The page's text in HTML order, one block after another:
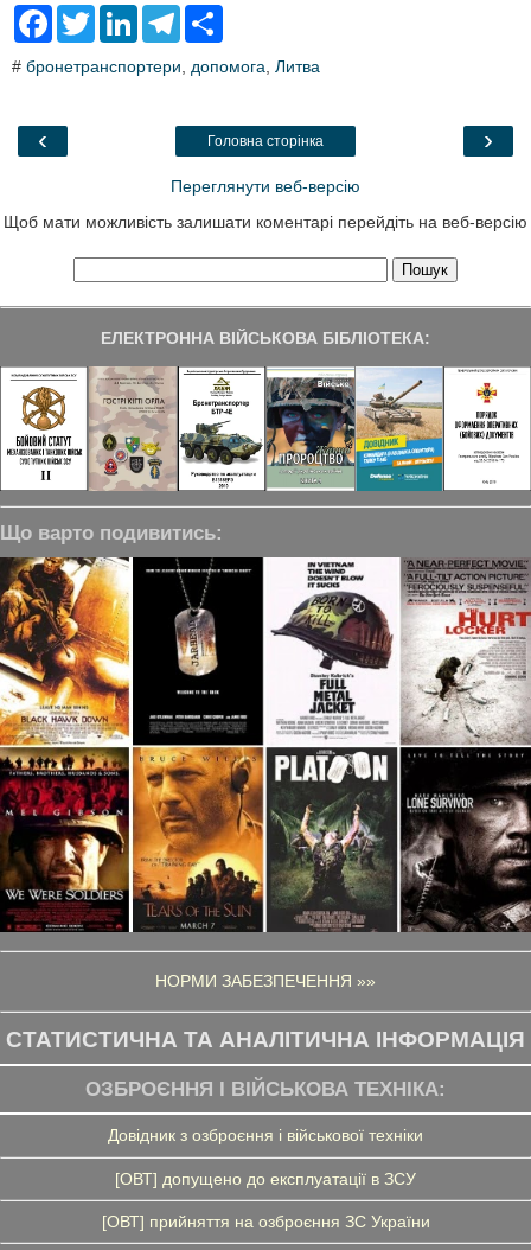
F
e
o
T
t
L
k
T
e
a
r
# бронетранспортери, допомога, Литва
‹ ›
Головна сторінка
Переглянути веб-версію
Щоб мати можливість залишати коментарі перейдіть на веб-версію
ЕЛЕКТРОННА ВІЙСЬКОВА БІБЛІОТЕКА:
Що варто подивитись:
НОРМИ ЗАБЕЗПЕЧЕННЯ »»
СТАТИСТИЧНА ТА АНАЛІТИЧНА ІНФОРМАЦІЯ
ОЗБРОЄННЯ І ВІЙСЬКОВА ТЕХНІКА:
Довідник з озброєння і військової техніки
[ОВТ] допущено до експлуатації в ЗСУ
[ОВТ] прийняття на озброєння ЗС України